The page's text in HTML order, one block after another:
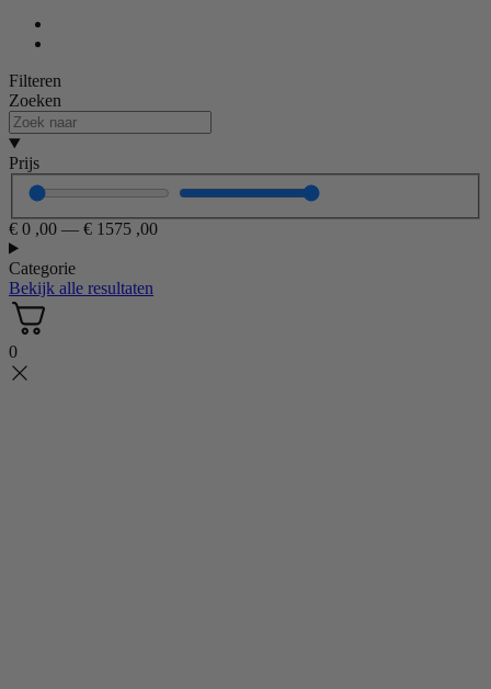
Filteren
Zoeken
Prijs
€ 0 ,00 — € 1575 ,00
Categorie
Bekijk alle resultaten
0